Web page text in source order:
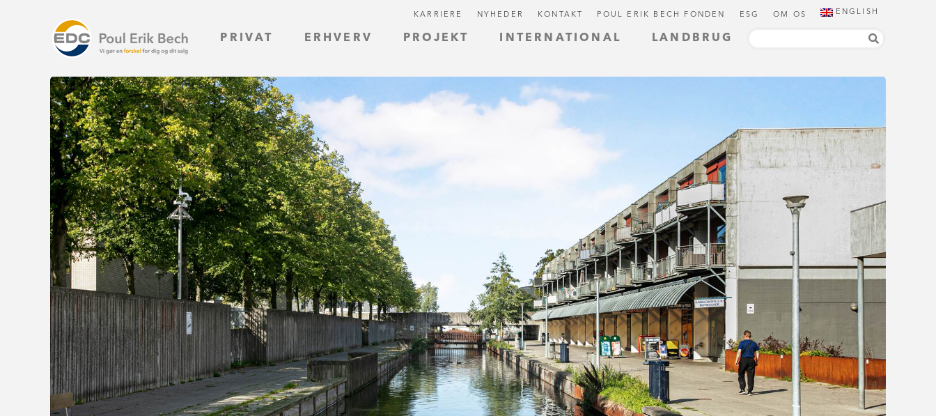
PRIVAT ERHVERV PROJEKT INTERNATIONAL LANDBRUG
KARRIERE NYHEDER KONTAKT POUL ERIK BECH FONDEN ESG OM OS ENGLISH